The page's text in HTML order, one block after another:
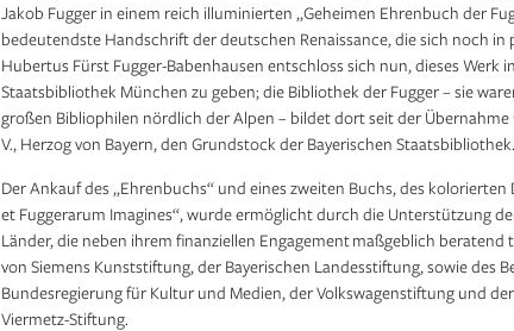
Jakob Fugger in einem reich illuminierten „Geheimen Ehrenbuch der
bedeutendste Handschrift der deutschen Renaissance, die sich noch in
Hubertus Fürst Fugger-Babenhausen entschloss sich nun, dieses Werk
Staatsbibliothek München zu geben; die Bibliothek der Fugger – sie
großen Bibliophilen nördlich der Alpen – bildet dort seit der Übernahme
V., Herzog von Bayern, den Grundstock der Bayerischen Staatsbibliothek.
Der Ankauf des „Ehrenbuchs“ und eines zweiten Buchs, des kolorierten
et Fuggerarum Imagines“, wurde ermöglicht durch die Unter­stütz­ung
Länder, die neben ihrem finanziellen Engagement maßgeblich beratend
von Siemens Kunststiftung, der Bayeri­schen Landesstiftung, sowie des
Bundesregierung für Kultur und Medien, der Volkswagenstiftung und
Viermetz-Stiftung.